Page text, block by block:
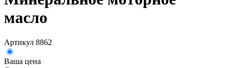
масло
Артикул 8862
Ваша цена